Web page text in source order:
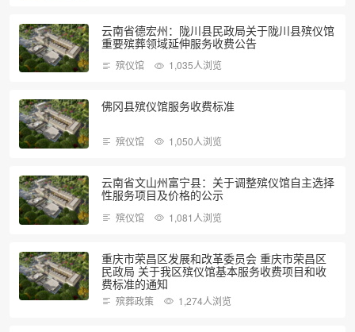
云南省德宏州：陇川县民政局关于陇川县殡仪馆
重要殡葬领域延伸服务收费公告
殡仪馆 1,035人浏览
佛冈县殡仪馆服务收费标准
殡仪馆 1,050人浏览
云南省文山州富宁县：关于调整殡仪馆自主选择
性服务项目及价格的公示
殡仪馆 1,081人浏览
重庆市荣昌区发展和改革委员会 重庆市荣昌区
民政局 关于我区殡仪馆基本服务收费项目和收
费标准的通知
殡葬政策 1,274人浏览